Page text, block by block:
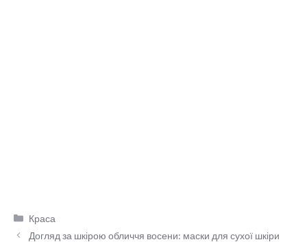
Категорії
Краса
Догляд за шкірою обличчя восени: маски для сухої шкіри